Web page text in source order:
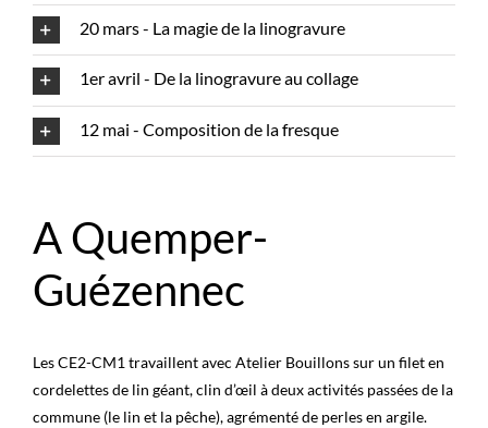
20 mars - La magie de la linogravure
1er avril - De la linogravure au collage
12 mai - Composition de la fresque
A Quemper-
Guézennec
Les CE2-CM1 travaillent avec Atelier Bouillonssur un filet en
cordelettes de lin géant, clin d’œil à deux activités passées de la
commune (le lin et la pêche), agrémenté de perles en argile.